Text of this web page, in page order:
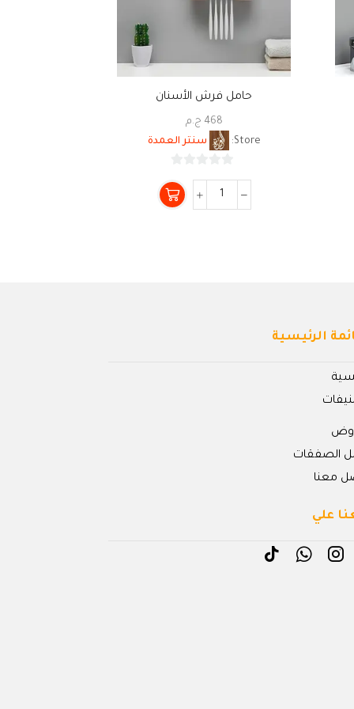
حامل فرش الأسنان
468 ج.م
Store:
سنتر العمدة
من
5
الرئيسية
الصفقات
معنا
علي